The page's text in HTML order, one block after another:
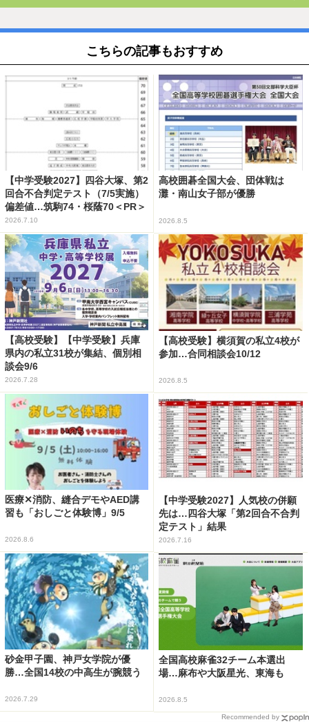
こちらの記事もおすすめ
【中学受験2027】四谷大塚、第2
回合不合判定テスト（7/5実施）
偏差値…筑駒74・桜蔭70＜PR＞
2026.7.10
高校囲碁全国大会、団体戦は
灘・南山女子部が優勝
2026.8.5
【高校受験】【中学受験】兵庫
県内の私立31校が集結、個別相
談会9/6
2026.7.28
【高校受験】横須賀の私立4校が
参加…合同相談会10/12
2026.8.5
医療✕消防、縫合デモやAED講
習も「おしごと体験博」9/5
2026.8.6
【中学受験2027】人気校の併願
先は…四谷大塚「第2回合不合判
定テスト」結果
2026.7.16
砂金甲子園、神戸女学院が優
勝…全国14校の中高生が腕競う
2026.7.29
全国高校麻雀32チーム本選出
場…麻布や大阪星光、東海も
2026.8.5
Recommended by